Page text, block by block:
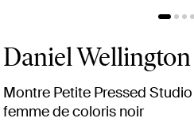
Daniel Wellington
Montre Petite Pressed
femme de coloris noir